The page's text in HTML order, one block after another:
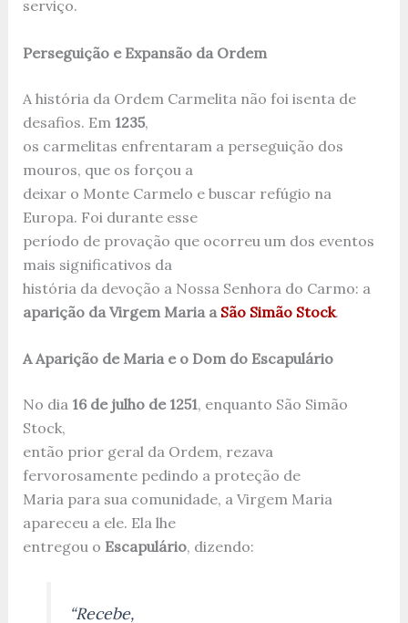
serviço.
Perseguição e Expansão da Ordem
A história da Ordem Carmelita não foi isenta de
desafios. Em 1235,
os carmelitas enfrentaram a perseguição dos
mouros, que os forçou a
deixar o Monte Carmelo e buscar refúgio na
Europa. Foi durante esse
período de provação que ocorreu um dos eventos
mais significativos da
história da devoção a Nossa Senhora do Carmo: a
aparição da Virgem Maria a São Simão Stock.
A Aparição de Maria e o Dom do Escapulário
No dia 16 de julho de 1251, enquanto São Simão
Stock,
então prior geral da Ordem, rezava
fervorosamente pedindo a proteção de
Maria para sua comunidade, a Virgem Maria
apareceu a ele. Ela lhe
entregou o Escapulário, dizendo:
“Recebe,